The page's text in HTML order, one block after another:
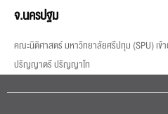
จ.นครปฐม
คณะนิติศาสตร์ มหาวิทยาลัยศรีปทุม (SPU) เข้
ปริญญาตรี ปริญญาโท